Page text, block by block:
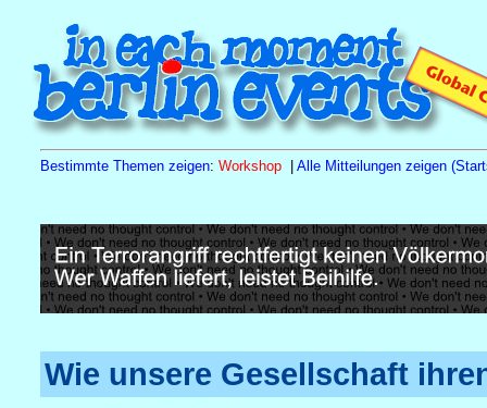
Bestimmte Themen zeigen: Workshop| Alle Mitteilungen zeigen
Sa 15.8.26 10.00 h Tagesseminar Familienstellen
Wie unsere Gesellschaft